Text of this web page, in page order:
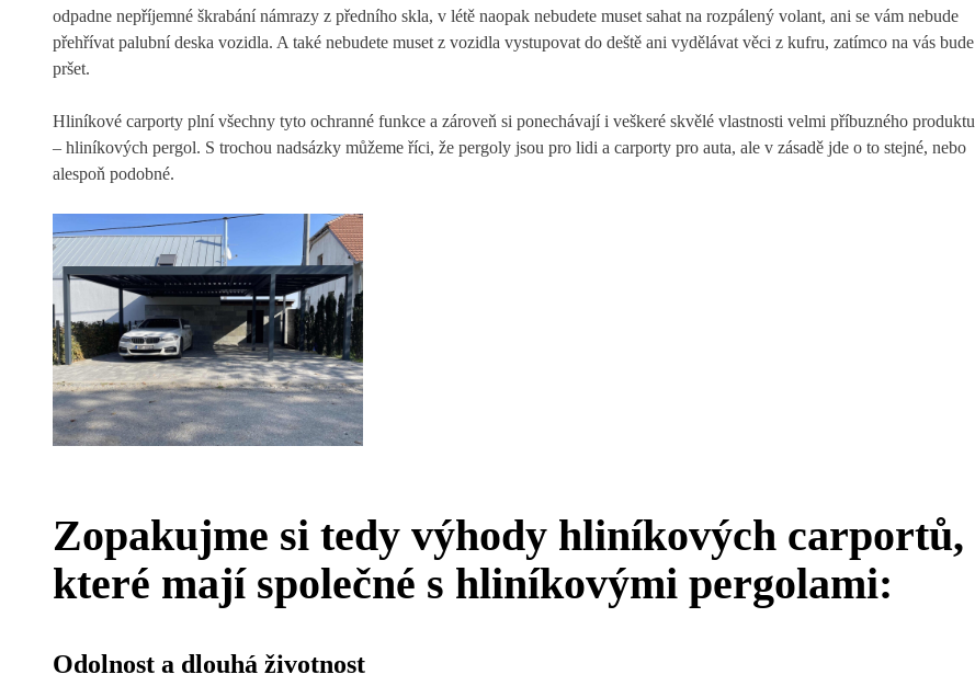
odpadne nepříjemné škrabání námrazy z předního skla, v létě naopak nebudete muset sahat na rozpálený volant, ani se vám nebude
přehřívat palubní deska vozidla. A také nebudete muset z vozidla vystupovat do deště ani vydělávat věci z kufru, zatímco na vás bude
pršet.
Hliníkové carporty plní všechny tyto ochranné funkce a zároveň si ponechávají i veškeré skvělé vlastnosti velmi příbuzného produktu
– hliníkových pergol. S trochou nadsázky můžeme říci, že pergoly jsou pro lidi a carporty pro auta, ale v zásadě jde o to stejné, nebo
alespoň podobné.
Zopakujme si tedy výhody hliníkových carportů,
které mají společné s hliníkovými pergolami:
Odolnost a dlouhá životnost